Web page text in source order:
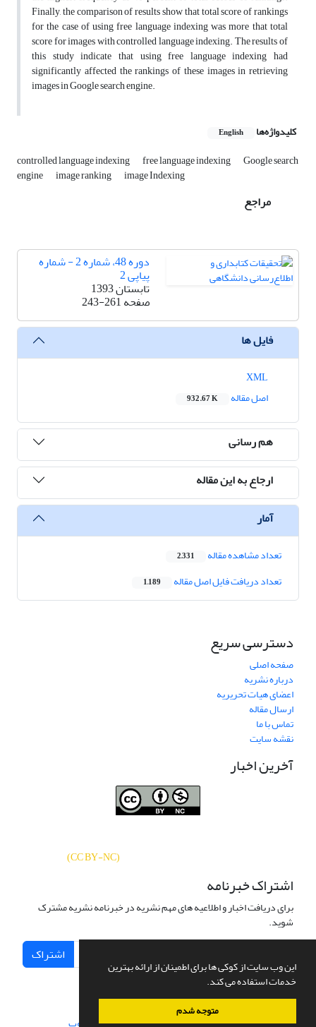
این وب سایت از کوکی ها برای اطمینان از ارائه بهترین
خدمات استفاده می کند.
متوجه شدم
Finally, the comparison of results show that total score of rankings
for the case of using free language indexing was more that total
score for images with controlled language indexing. The results of
this study indicate that using free language indexing had
significantly affected the rankings of these images in retrieving
images in Google search engine.
کلیدواژه‌ها English
controlled language indexing free language indexing Google search
engine image ranking image Indexing
مراجع
دوره 48، شماره 2 - شماره
پیاپی 2
تابستان 1393
صفحه243-261
فایل ها
اصل مقاله
932.67 K
هم رسانی
ارجاع به این مقاله
آمار
تعداد مشاهده مقاله 2,331
تعداد دریافت فایل اصل مقاله 1,189
دسترسی سریع
صفحه اصلی
درباره نشریه
اعضای هیات تحریریه
ارسال مقاله
تماس با ما
نقشه سایت
آخرین اخبار
(
CC BY-NC
)
اشتراک خبرنامه
برای دریافت اخبار و اطلاعیه های مهم نشریه در خبرنامه نشریه مشترک
شوید.
اشتراک